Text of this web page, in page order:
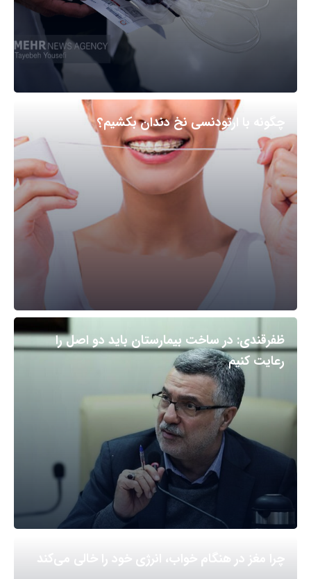
چگونه با ارتودنسی نخ دندان بکشیم؟
ظفرقندی: در ساخت بیمارستان باید دو اصل را
رعایت کنیم
چرا مغز در هنگام خواب، انرژی خود را خالی می‌کند